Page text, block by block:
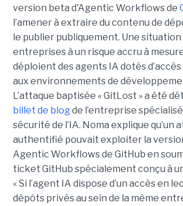
version beta d'Agentic Workflows de
l’amener à extraire du contenu de
le publier publiquement. Une
entreprises à un risque accru à
déploient des agents IA dotés
aux environnements de
L’attaque baptisée « GitLost » a été
billet de blogde l’entreprise
sécurité de l’IA. Noma explique qu’un
authentifié pouvait exploiter la
Agentic Workflows de GitHub en
ticket GitHub spécialement conçu à
« Si l’agent IA dispose d’un accès en
dépôts privés au sein de la même